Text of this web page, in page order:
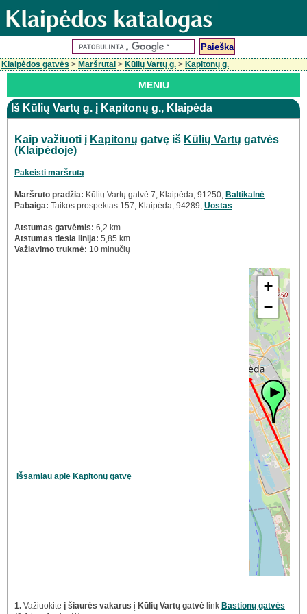
Klaipėdos gatvės > Maršrutai > Kūlių Vartų g. > Kapitonų g.
MENIU
Iš Kūlių Vartų g. į Kapitonų g., Klaipėda
Kaip važiuoti į Kapitonų gatvę iš Kūlių Vartų gatvės
(Klaipėdoje)
Pakeisti maršrutą
Maršruto pradžia: Kūlių Vartų gatvė 7, Klaipėda, 91250, Baltikalnė
Pabaiga: Taikos prospektas 157, Klaipėda, 94289, Uostas
Atstumas gatvėmis: 6,2 km
Atstumas tiesia linija: 5,85 km
Važiavimo trukmė: 10 minučių
Išsamiau apie Kapitonų gatvę
+
−
1. Važiuokite į šiaurės vakarus į Kūlių Vartų gatvė link Bastionų gatvės